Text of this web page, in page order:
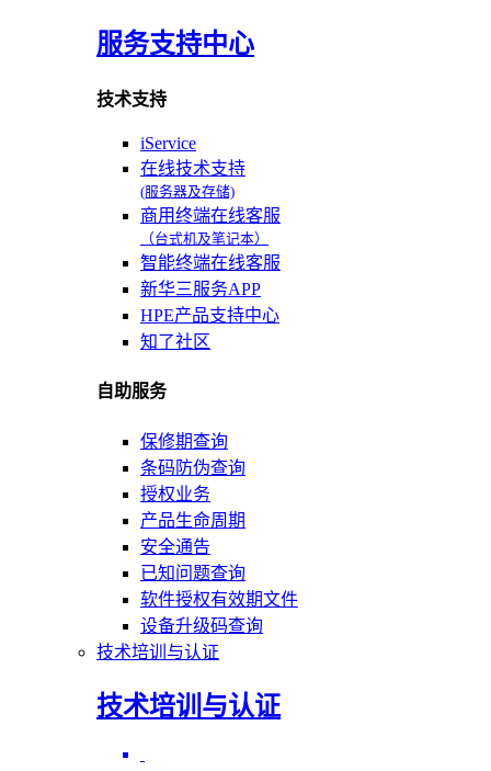
服务支持中心
技术支持
iService
在线技术支持
(服务器及存储)
商用终端在线客服
（台式机及笔记本）
智能终端在线客服
新华三服务APP
HPE产品支持中心
知了社区
自助服务
保修期查询
条码防伪查询
授权业务
产品生命周期
安全通告
已知问题查询
软件授权有效期文件
设备升级码查询
技术培训与认证
技术培训与认证